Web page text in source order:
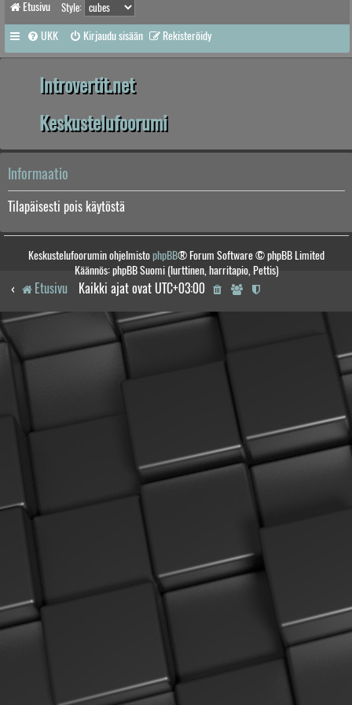
Etusivu Style:
UKK Kirjaudu sisään Rekisteröidy
Introvertit.net
Keskustelufoorumi
Informaatio
Tilapäisesti pois käytöstä
Keskustelufoorumin ohjelmistophpBB® Forum Software © phpBB Limited
Käännös: phpBB Suomi (lurttinen, harritapio, Pettis)
Etusivu Kaikki ajat ovat UTC+03:00